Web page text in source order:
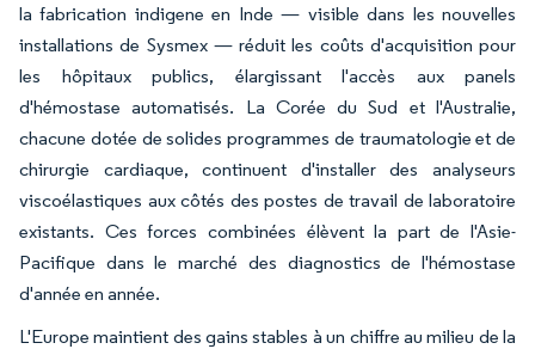
la fabrication indigene en Inde — visible dans les nouvelles
installations de Sysmex — réduit les coûts d'acquisition pour
les hôpitaux publics, élargissant l'accès aux panels
d'hémostase automatisés. La Corée du Sud et l'Australie,
chacune dotée de solides programmes de traumatologie et de
chirurgie cardiaque, continuent d'installer des analyseurs
viscoélastiques aux côtés des postes de travail de laboratoire
existants. Ces forces combinées élèvent la part de l'Asie-
Pacifique dans le marché des diagnostics de l'hémostase
d'année en année.
L'Europe maintient des gains stables à un chiffre au milieu de la